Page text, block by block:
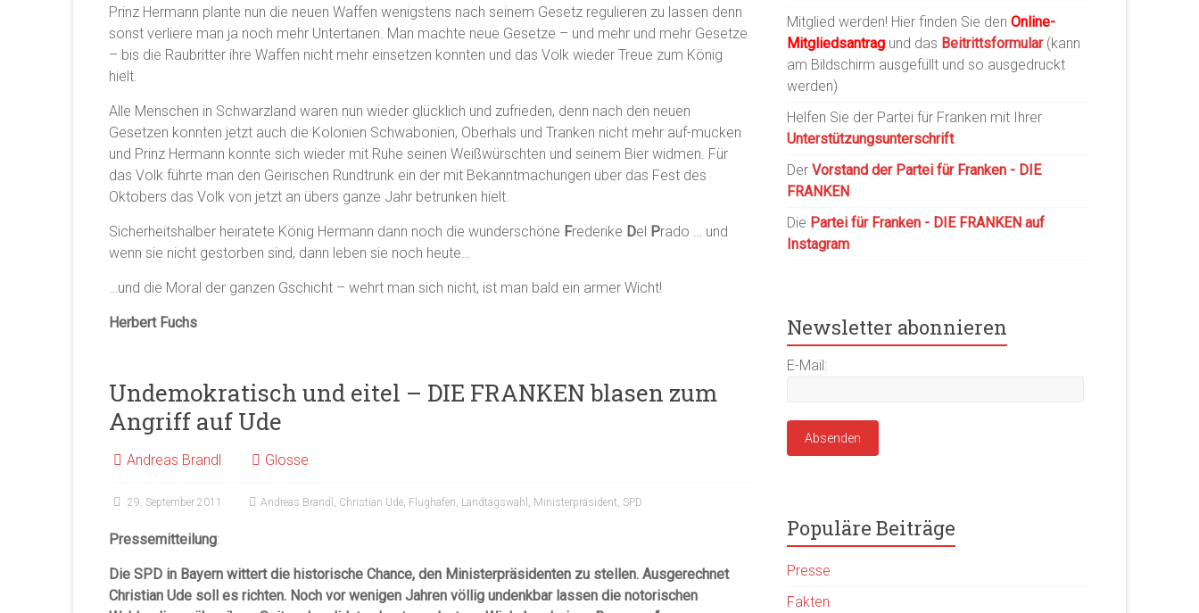
Prinz Hermann plante nun die neuen Waffen wenigstens nach seinem Gesetz regulieren zu lassen denn
sonst verliere man ja noch mehr Untertanen. Man machte neue Gesetze – und mehr und mehr Gesetze
– bis die Raubritter ihre Waffen nicht mehr einsetzen konnten und das Volk wieder Treue zum König
hielt.
Alle Menschen in Schwarzland waren nun wieder glücklich und zufrieden, denn nach den neuen
Gesetzen konnten jetzt auch die Kolonien Schwabonien, Oberhals und Tranken nicht mehr auf-mucken
und Prinz Hermann konnte sich wieder mit Ruhe seinen Weißwürschten und seinem Bier widmen. Für
das Volk führte man den Geirischen Rundtrunk ein der mit Bekanntmachungen über das Fest des
Oktobers das Volk von jetzt an übers ganze Jahr betrunken hielt.
Sicherheitshalber heiratete König Hermann dann noch die wunderschöne Frederike Del Prado … und
wenn sie nicht gestorben sind, dann leben sie noch heute…
…und die Moral der ganzen Gschicht – wehrt man sich nicht, ist man bald ein armer Wicht!
Herbert Fuchs
Undemokratisch und eitel – DIE FRANKEN blasen zum
Angriff auf Ude
Andreas Brandl Glosse
29. September 2011 Andreas Brandl , Christian Ude, Flughafen, Landtagswahl , Ministerpräsident, SPD
Pressemitteilung:
Die SPD in Bayern wittert die historische Chance, den Ministerpräsidenten zu stellen. Ausgerechnet
Christian Ude soll es richten. Noch vor wenigen Jahren völlig undenkbar lassen die notorischen
Mitglied werden! Hier finden Sie denOnline-
Mitgliedsantrag und das Beitrittsformular(kann
am Bildschirm ausgefüllt und so ausgedruckt
werden)
Helfen Sie der Partei für Franken mit Ihrer
Unterstützungsunterschrift
DerVorstand der Partei für Franken - DIE
FRANKEN
Die Partei für Franken - DIE FRANKEN auf
Instagram
Newsletter abonnieren
E-Mail:
Populäre Beiträge
Presse
Fakten